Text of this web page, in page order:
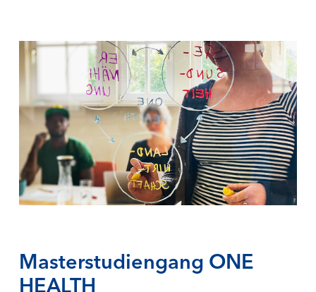
Masterstudiengang ONE
HEALTH